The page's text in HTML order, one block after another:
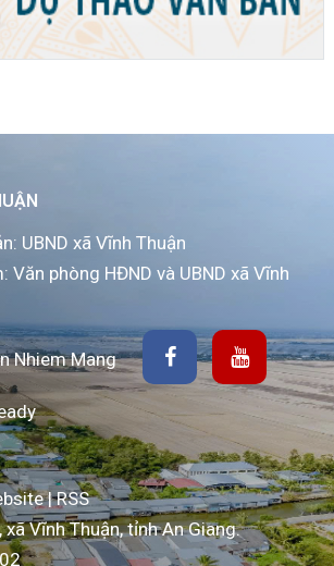
UBND xã Vĩnh Thuận
Văn phòng HĐND và UBND xã Vĩnh
|RSS
xã Vĩnh Thuận, tỉnh An Giang.